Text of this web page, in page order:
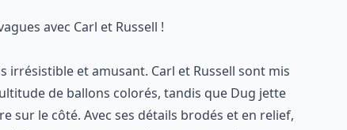
avec Carl et Russell !
irrésistible et amusant. Carl et Russell sont mis
de ballons colorés, tandis que Dug jette
sur le côté. Avec ses détails brodés et en relief,